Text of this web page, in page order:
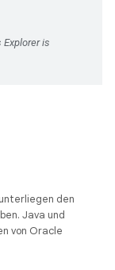
den
Java und
von Oracle